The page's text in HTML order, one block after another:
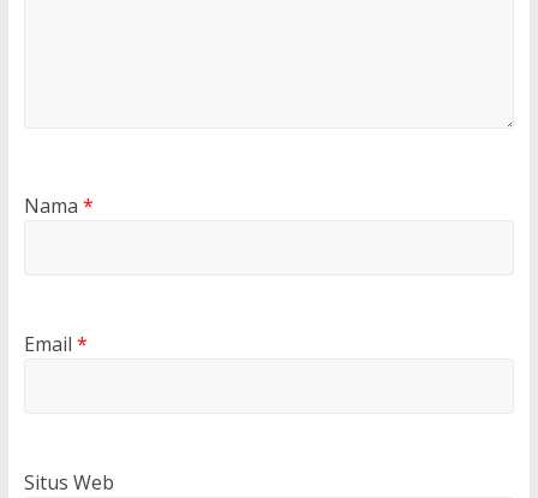
Nama *
Email *
Situs Web